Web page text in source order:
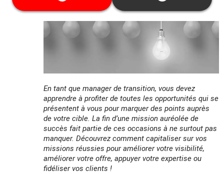
En tant que manager de transition, vous devez
apprendre à profiter de toutes les opportunités qui se
présentent à vous pour marquer des points auprès
de votre cible. La fin d’une mission auréolée de
succès fait partie de ces occasions à ne surtout pas
manquer. Découvrez comment capitaliser sur vos
missions réussies pour améliorer votre visibilité,
améliorer votre offre, appuyer votre expertise ou
fidéliser vos clients !
garanties.
Cette date ne vous convient pas ? Découvrez
toutes les dates disponiblesici